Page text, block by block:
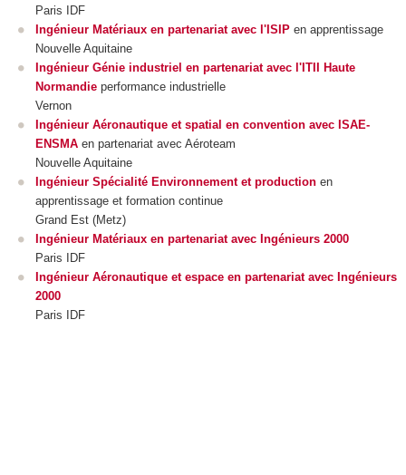
Paris IDF
Ingénieur Matériaux en partenariat avec l'ISIP en apprentissage
Nouvelle Aquitaine
Ingénieur Génie industriel en partenariat avec l'ITII Haute
Normandie performance industrielle
Vernon
Ingénieur Aéronautique et spatial en convention avec ISAE-
ENSMA en partenariat avec Aéroteam
Nouvelle Aquitaine
Ingénieur Spécialité Environnement et production en
apprentissage et formation continue
Grand Est (Metz)
Ingénieur Matériaux en partenariat avec Ingénieurs 2000
Paris IDF
Ingénieur Aéronautique et espace en partenariat avec Ingénieurs
2000
Paris IDF